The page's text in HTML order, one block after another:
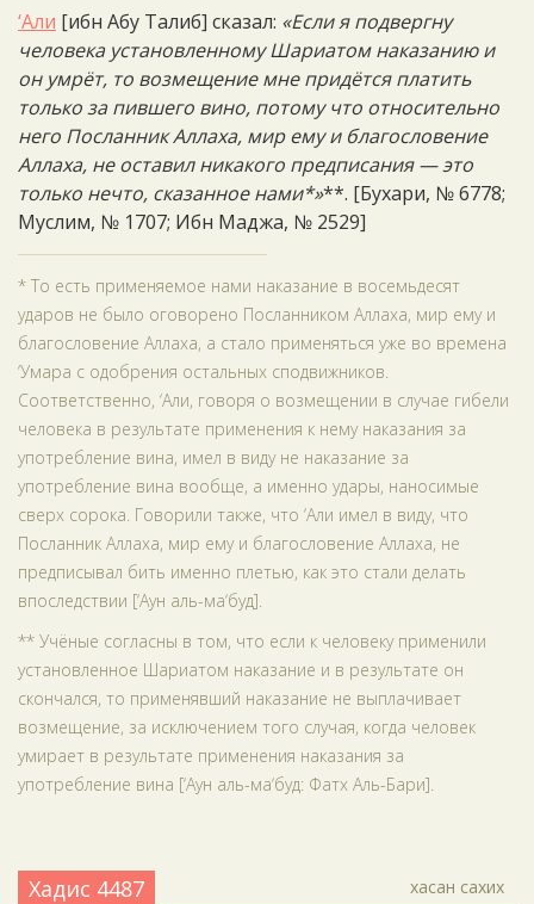
‘Али [ибн Абу Талиб] сказал: «Если я подвергну
человека установленному Шариатом наказанию и
он умрёт, то возмещение мне придётся платить
только за пившего вино, потому что относительно
него Посланник Аллаха, мир ему и благословение
Аллаха, не оставил никакого предписания — это
только нечто, сказанное нами*»**. [Бухари, № 6778;
Муслим, № 1707; Ибн Маджа, № 2529]
* То есть применяемое нами наказание в восемьдесят
ударов не было оговорено Посланником Аллаха, мир ему и
благословение Аллаха, а стало применяться уже во времена
‘Умара с одобрения остальных сподвижников.
Соответственно, ‘Али, говоря о возмещении в случае гибели
человека в результате применения к нему наказания за
употребление вина, имел в виду не наказание за
употребление вина вообще, а именно удары, наносимые
сверх сорока. Говорили также, что ‘Али имел в виду, что
Посланник Аллаха, мир ему и благословение Аллаха, не
предписывал бить именно плетью, как это стали делать
впоследствии [‘Аун аль-ма‘буд].
** Учёные согласны в том, что если к человеку применили
установленное Шариатом наказание и в результате он
скончался, то применявший наказание не выплачивает
возмещение, за исключением того случая, когда человек
умирает в результате применения наказания за
употребление вина [‘Аун аль-ма‘буд: Фатх Аль-Бари].
Хадис 4487 хасан сахих